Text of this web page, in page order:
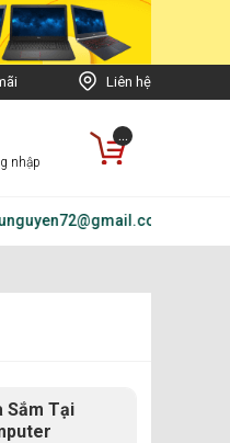
Liên hệ
nhập
...
Sắm Tại